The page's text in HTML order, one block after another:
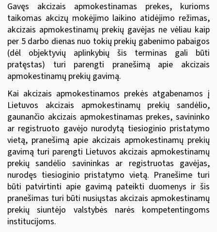
Gavęs akcizais apmokestinamas prekes, kurioms
taikomas akcizų mokėjimo laikino atidėjimo režimas,
akcizais apmokestinamų prekių gavėjas ne vėliau kaip
per 5 darbo dienas nuo tokių prekių gabenimo pabaigos
(dėl objektyvių aplinkybių šis terminas gali būti
pratęstas) turi parengti pranešimą apie akcizais
apmokestinamų prekių gavimą.
Kai akcizais apmokestinamos prekės atgabenamos į
Lietuvos akcizais apmokestinamų prekių sandėlio,
gaunančio akcizais apmokestinamas prekes, savininko
ar registruoto gavėjo nurodytą tiesioginio pristatymo
vietą, pranešimą apie akcizais apmokestinamų prekių
gavimą turi parengti Lietuvos akcizais apmokestinamų
prekių sandėlio savininkas ar registruotas gavėjas,
nurodęs tiesioginio pristatymo vietą. Pranešime turi
būti patvirtinti apie gavimą pateikti duomenys ir šis
pranešimas turi būti nusiųstas akcizais apmokestinamų
prekių siuntėjo valstybės narės kompetentingoms
institucijoms.